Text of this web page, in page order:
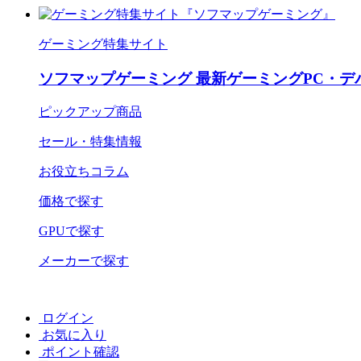
ゲーミング特集サイト
ソフマップゲーミング 最新ゲーミングPC・デ
ピックアップ商品
セール・特集情報
お役立ちコラム
価格で探す
GPUで探す
メーカーで探す
ログイン
お気に入り
ポイント確認